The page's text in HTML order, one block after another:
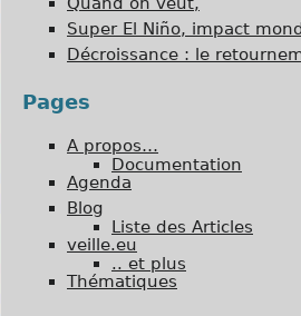
Super El Niño, impact
Décroissance : le
Pages
A propos…
Documentation
Agenda
Blog
Liste des Articles
veille.eu
.. et plus
Thématiques